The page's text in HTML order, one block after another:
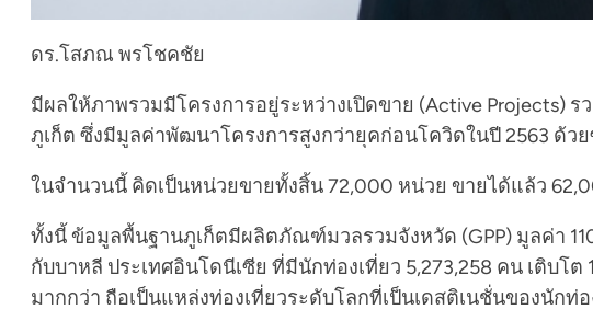
ดร.โสภณ พรโชคชัย
มีผลให้ภาพรวมมีโครงการอยู่ระหว่างเปิดขาย (Active Projects)
ภูเก็ต ซึ่งมีมูลค่าพัฒนาโครงการสูงกว่ายุคก่อนโควิดในปี 2563 ด้วย
ในจำนวนนี้ คิดเป็นหน่วยขายทั้งสิ้น 72,000 หน่วย ขายได้แล้ว
ทั้งนี้ ข้อมูลพื้นฐานภูเก็ตมีผลิตภัณฑ์มวลรวมจังหวัด (GPP) มูลค่า
กับบาหลี ประเทศอินโดนีเซีย ที่มีนักท่องเที่ยว 5,273,258 คน เติบโ
มากกว่า ถือเป็นแหล่งท่องเที่ยวระดับโลกที่เป็นเดสติเนชั่นของนักท่